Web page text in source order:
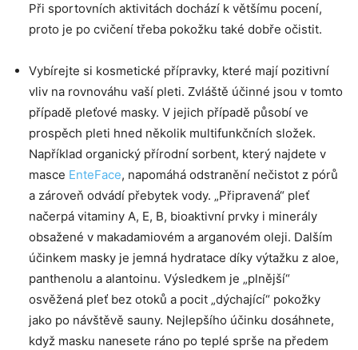
Při sportovních aktivitách dochází k většímu pocení,
proto je po cvičení třeba pokožku také dobře očistit.
Vybírejte si kosmetické přípravky, které mají pozitivní
vliv na rovnováhu vaší pleti. Zvláště účinné jsou v tomto
případě pleťové masky. V jejich případě působí ve
prospěch pleti hned několik multifunkčních složek.
Například organický přírodní sorbent, který najdete v
masce EnteFace, napomáhá odstranění nečistot z pórů
a zároveň odvádí přebytek vody. „Připravená“ pleť
načerpá vitaminy A, E, B, bioaktivní prvky i minerály
obsažené v makadamiovém a arganovém oleji. Dalším
účinkem masky je jemná hydratace díky výtažku z aloe,
panthenolu a alantoinu. Výsledkem je „plnější“
osvěžená pleť bez otoků a pocit „dýchající“ pokožky
jako po návštěvě sauny. Nejlepšího účinku dosáhnete,
když masku nanesete ráno po teplé sprše na předem